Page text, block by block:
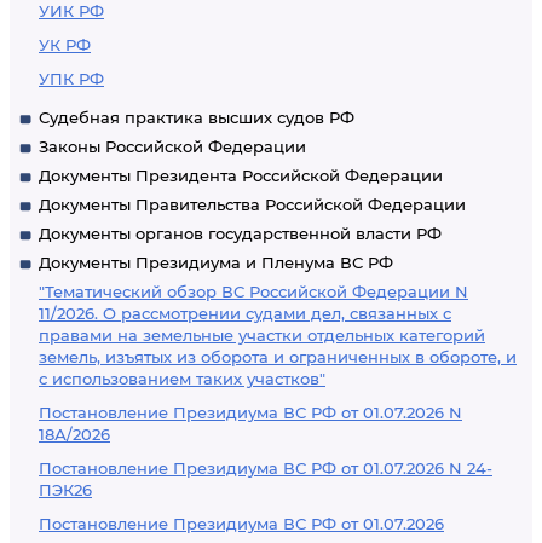
УИК РФ
УК РФ
УПК РФ
Судебная практика высших судов РФ
Законы Российской Федерации
Документы Президента Российской Федерации
Документы Правительства Российской Федерации
Документы органов государственной власти РФ
Документы Президиума и Пленума ВС РФ
"Тематический обзор ВС Российской Федерации N
11/2026. О рассмотрении судами дел, связанных с
правами на земельные участки отдельных категорий
земель, изъятых из оборота и ограниченных в обороте, и
с использованием таких участков"
Постановление Президиума ВС РФ от 01.07.2026 N
18А/2026
Постановление Президиума ВС РФ от 01.07.2026 N 24-
ПЭК26
Постановление Президиума ВС РФ от 01.07.2026